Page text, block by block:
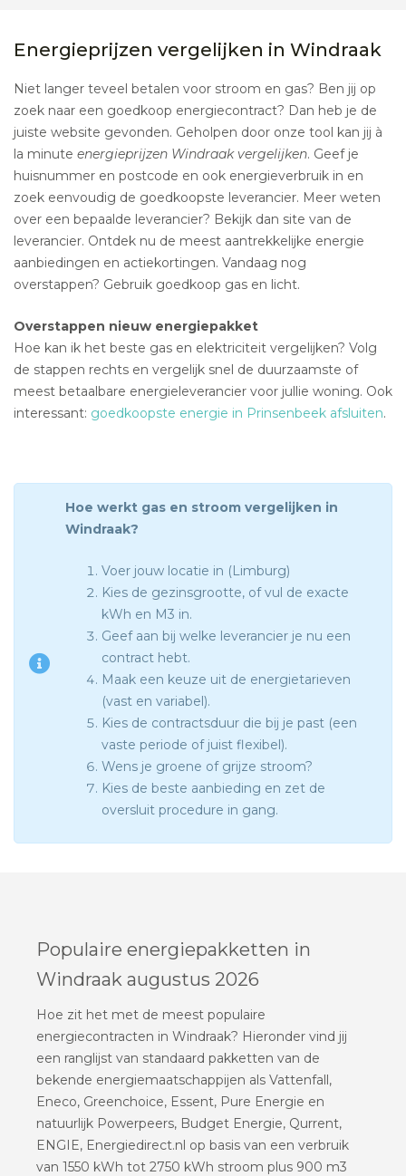
Energieprijzen vergelijken in Windraak
Niet langer teveel betalen voor stroom en gas? Ben jij op
zoek naar een goedkoop energiecontract? Dan heb je de
juiste website gevonden. Geholpen door onze tool kan jij à
la minute energieprijzen Windraak vergelijken. Geef je
huisnummer en postcode en ook energieverbruik in en
zoek eenvoudig de goedkoopste leverancier. Meer weten
over een bepaalde leverancier? Bekijk dan site van de
leverancier. Ontdek nu de meest aantrekkelijke energie
aanbiedingen en actiekortingen. Vandaag nog
overstappen? Gebruik goedkoop gas en licht.
Overstappen nieuw energiepakket
Hoe kan ik het beste gas en elektriciteit vergelijken? Volg
de stappen rechts en vergelijk snel de duurzaamste of
meest betaalbare energieleverancier voor jullie woning. Ook
interessant: goedkoopste energie in Prinsenbeek afsluiten.
Hoe werkt gas en stroom vergelijken in
Windraak?
Voer jouw locatie in (Limburg)
Kies de gezinsgrootte, of vul de exacte
kWh en M3 in.
Geef aan bij welke leverancier je nu een
contract hebt.
Maak een keuze uit de energietarieven
(vast en variabel).
Kies de contractsduur die bij je past (een
vaste periode of juist flexibel).
Wens je groene of grijze stroom?
Kies de beste aanbieding en zet de
oversluit procedure in gang.
Populaire energiepakketten in
Windraak augustus 2026
Hoe zit het met de meest populaire
energiecontracten in Windraak? Hieronder vind jij
een ranglijst van standaard pakketten van de
bekende energiemaatschappijen als Vattenfall,
Eneco, Greenchoice, Essent, Pure Energie en
natuurlijk Powerpeers, Budget Energie, Qurrent,
ENGIE, Energiedirect.nl op basis van een verbruik
van 1550 kWh tot 2750 kWh stroom plus 900 m3